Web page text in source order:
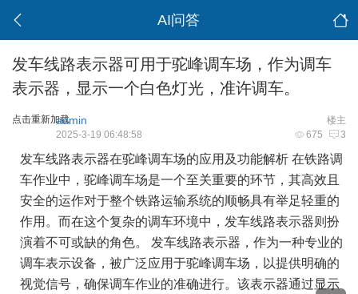
AI问答
发车线路表示器可用于驼峰调车场，作为调车
表示器，显示一个白色灯光，准许调车。
点击重新加载 楼主
admin
675 3
2025-3-19 06:48:58
发车线路表示器在驼峰调车场的应用及功能解析 在铁路调
车作业中，驼峰调车场是一个至关重要的环节，其高效且
安全的运作对于整个铁路运输系统的顺畅具有举足轻重的
作用。而在这个复杂的调车环境中，发车线路表示器则扮
演着不可或缺的角色。 发车线路表示器，作为一种专业的
调车表示设备，被广泛应用于驼峰调车场，以提供明确的
视觉信号，确保调车作业的准确进行。该表示器通过显示